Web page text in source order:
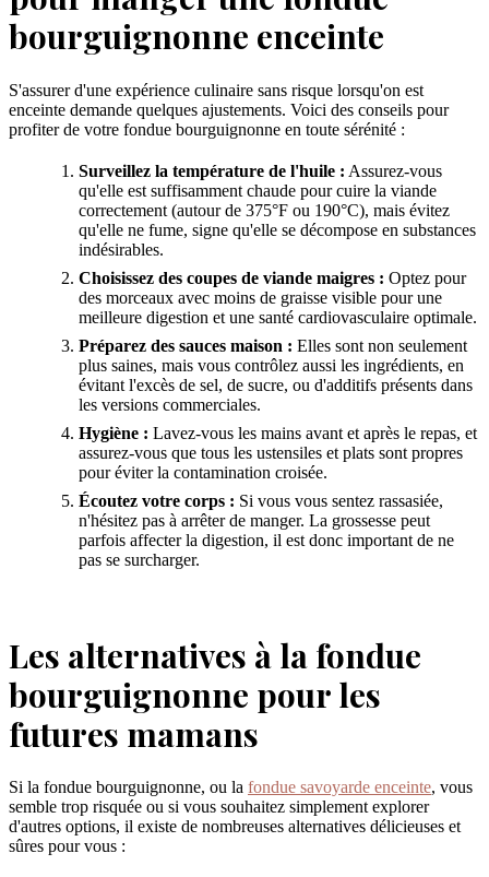
bourguignonne enceinte
S'assurer d'une expérience culinaire sans risque lorsqu'on est
enceinte demande quelques ajustements. Voici des conseils pour
profiter de votre fondue bourguignonne en toute sérénité :
Surveillez la température de l'huile : Assurez-vous
qu'elle est suffisamment chaude pour cuire la viande
correctement (autour de 375°F ou 190°C), mais évitez
qu'elle ne fume, signe qu'elle se décompose en substances
indésirables.
Choisissez des coupes de viande maigres : Optez pour
des morceaux avec moins de graisse visible pour une
meilleure digestion et une santé cardiovasculaire optimale.
Préparez des sauces maison : Elles sont non seulement
plus saines, mais vous contrôlez aussi les ingrédients, en
évitant l'excès de sel, de sucre, ou d'additifs présents dans
les versions commerciales.
Hygiène : Lavez-vous les mains avant et après le repas, et
assurez-vous que tous les ustensiles et plats sont propres
pour éviter la contamination croisée.
Écoutez votre corps : Si vous vous sentez rassasiée,
n'hésitez pas à arrêter de manger. La grossesse peut
parfois affecter la digestion, il est donc important de ne
pas se surcharger.
Les alternatives à la fondue
bourguignonne pour les
futures mamans
Si la fondue bourguignonne, ou la fondue savoyarde enceinte, vous
semble trop risquée ou si vous souhaitez simplement explorer
d'autres options, il existe de nombreuses alternatives délicieuses et
sûres pour vous :